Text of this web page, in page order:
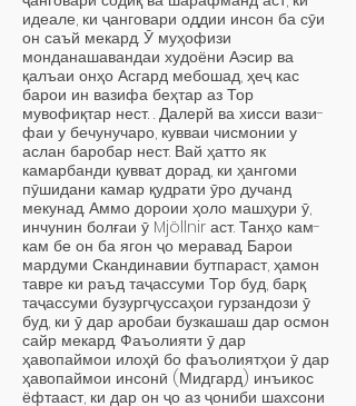
идеале, ки ҷанговари оддии инсон ба сӯи
он саъй мекард. Ӯ муҳофизи
монданашавандаи худоёни Аэсир ва
қалъаи онҳо Асгард мебошад, ҳеҷ кас
барои ин вазифа беҳтар аз Тор
мувофиқтар нест. . Далерй ва хисси вази-
фаи у бечунучаро, кувваи чисмонии у
аслан баробар нест. Вай ҳатто як
камарбанди қувват дорад, ки ҳангоми
пӯшидани камар қудрати ӯро дучанд
мекунад. Аммо дороии ҳоло машҳури ӯ,
инчунин болғаи ӯ Mjöllnir аст. Танҳо кам-
кам бе он ба ягон ҷо меравад. Барои
мардуми Скандинавии бутпараст, ҳамон
тавре ки раъд таҷассуми Тор буд, барқ
таҷассуми бузургҷуссаҳои гурзандози ӯ
буд, ки ӯ дар аробаи бузкашаш дар осмон
сайр мекард. Фаъолияти ӯ дар
ҳавопаймои илоҳӣ бо фаъолиятҳои ӯ дар
ҳавопаймои инсонӣ (Мидгард) инъикос
ёфтааст, ки дар он ҷо аз ҷониби шахсони